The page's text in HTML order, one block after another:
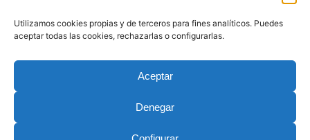
Utilizamos cookies propias y de terceros para fines analíticos. Puedes
aceptar todas las cookies, rechazarlas o configurarlas.
Aceptar
Denegar
Política de privacitat
Copyright © 2026 La Farga Gestió d'Equipaments